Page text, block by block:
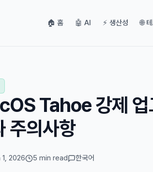
🏠 홈 🤖 AI ⚡ 생산성 🌐
Tahoe 강제 업
주의사항
2026 5 min read 한국어